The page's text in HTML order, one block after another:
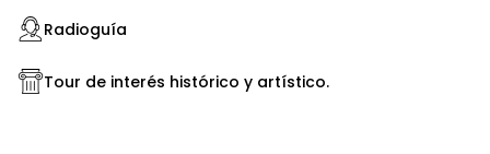
Radioguía
Tour de interés histórico y artístico.